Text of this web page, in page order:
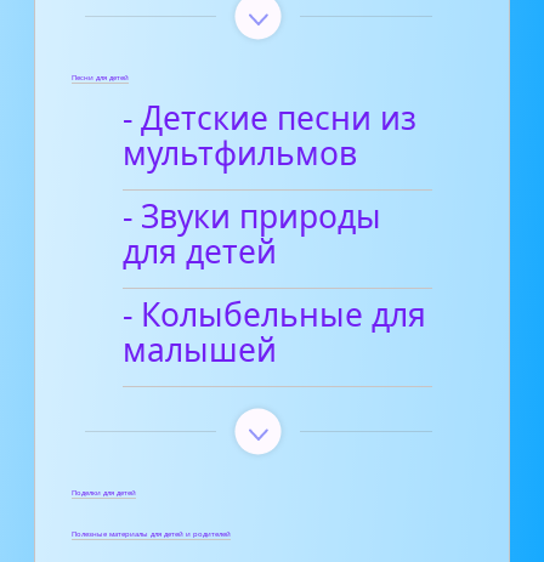
Песни для детей
- Детские песни из
мультфильмов
- Звуки природы
для детей
- Колыбельные для
малышей
Поделки для детей
Полезные материалы для детей и родителей